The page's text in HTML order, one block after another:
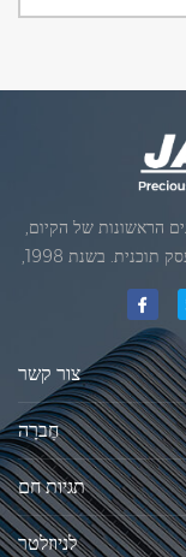
אינדיקטור. עם תצוגת LED בהירים
1986. 1986. במהלךהשנים הראשונות של הקיום,
החברה שלנו מתקדמת חדשנות טכנולוגית ופיתוח עסק תוכנית. בשנת 1998,
של המוצרים שלנו
צור קשר
חֶברָה
תגיות חם
לניוזלטר